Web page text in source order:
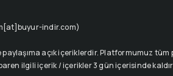
indir.com)
açık içeriklerdir. Platformumuz tüm
ilgili içerik / içerikler 3 gün içerisinde